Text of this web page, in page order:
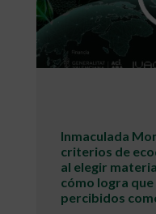
Inmaculada
criterios de
al elegir
cómo logra
percibidos